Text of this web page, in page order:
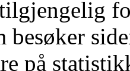
besøker
på